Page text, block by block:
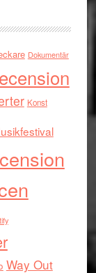
Dokumentär
Konst
Way Out